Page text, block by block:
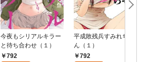
今夜もシリアルキラー
と待ち合わせ（１）
792
平成敗残兵すみれちゃ
ん（１）
792